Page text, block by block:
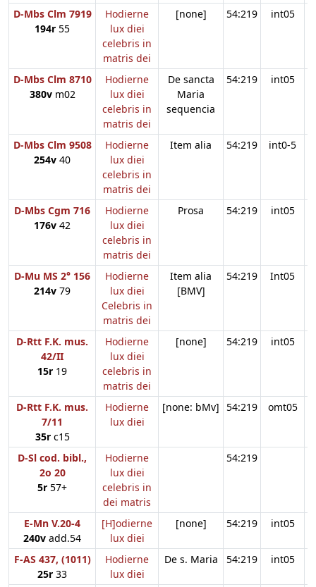
D-Mbs Clm 7919
194r 55
Hodierne
lux diei
celebris in
matris dei
[none] 54:219 int05
D-Mbs Clm 8710
380vm02
Hodierne
lux diei
celebris in
matris dei
De sancta
Maria
sequencia
54:219 int05
D-Mbs Clm 9508
254v 40
Hodierne
lux diei
celebris in
matris dei
Item alia 54:219 int0-5
D-Mbs Cgm 716
176v 42
Hodierne
lux diei
celebris in
matris dei
Prosa 54:219 int05
D-Mu MS 2° 156
214v 79
Hodierne
lux diei
Celebris in
matris dei
Item alia
[BMV]
54:219 Int05
D-Rtt F.K. mus.
42/II
15r 19
Hodierne
lux diei
celebris in
matris dei
[none] 54:219 int05
D-Rtt F.K. mus.
7/11
35rc15
Hodierne
lux diei
[none: bMv] 54:219 omt05
D-Sl cod. bibl.,
2o 20
5r 57+
Hodierne
lux diei
celebris in
dei matris
54:219
E-Mn V.20-4
240v add.54
[H]odierne
lux diei
[none] 54:219 int05
F-AS 437, (1011)
25r 33
Hodierne
lux diei
De s. Maria 54:219 int05